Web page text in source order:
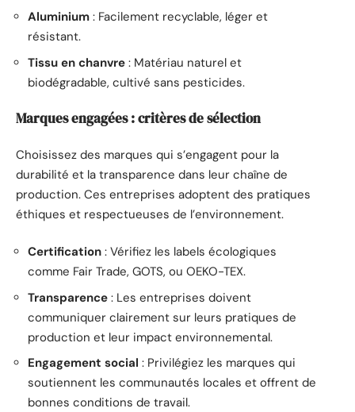
Aluminium : Facilement recyclable, léger et
résistant.
Tissu en chanvre : Matériau naturel et
biodégradable, cultivé sans pesticides.
Marques engagées : critères de sélection
Choisissez des marques qui s’engagent pour la
durabilité et la transparence dans leur chaîne de
production. Ces entreprises adoptent des pratiques
éthiques et respectueuses de l’environnement.
Certification : Vérifiez les labels écologiques
comme Fair Trade, GOTS, ou OEKO-TEX.
Transparence : Les entreprises doivent
communiquer clairement sur leurs pratiques de
production et leur impact environnemental.
Engagement social : Privilégiez les marques qui
soutiennent les communautés locales et offrent de
bonnes conditions de travail.